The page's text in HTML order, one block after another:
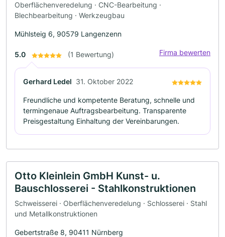
Oberflächenveredelung · CNC-Bearbeitung ·
Blechbearbeitung · Werkzeugbau
Mühlsteig 6, 90579 Langenzenn
5.0 (1 Bewertung) Firma bewerten
Gerhard Ledel 31. Oktober 2022
Freundliche und kompetente Beratung, schnelle und
termingenaue Auftragsbearbeitung. Transparente
Preisgestaltung Einhaltung der Vereinbarungen.
Otto Kleinlein GmbH Kunst- u.
Bauschlosserei - Stahlkonstruktionen
Schweisserei · Oberflächenveredelung · Schlosserei · Stahl
und Metallkonstruktionen
Gebertstraße 8, 90411 Nürnberg